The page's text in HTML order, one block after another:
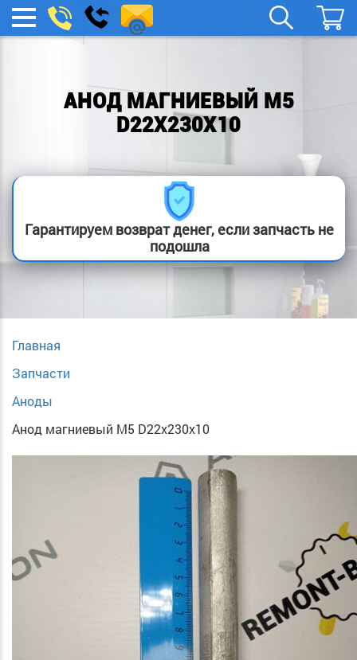
МЕНЮ
boylera@yandex.ru
Заказать
звонок
АНОД МАГНИЕВЫЙ М5
D22Х230Х10
Гарантируем возврат денег, если запчасть не
подошла
Главная
Запчасти
Аноды
Анод магниевый М5 D22х230х10